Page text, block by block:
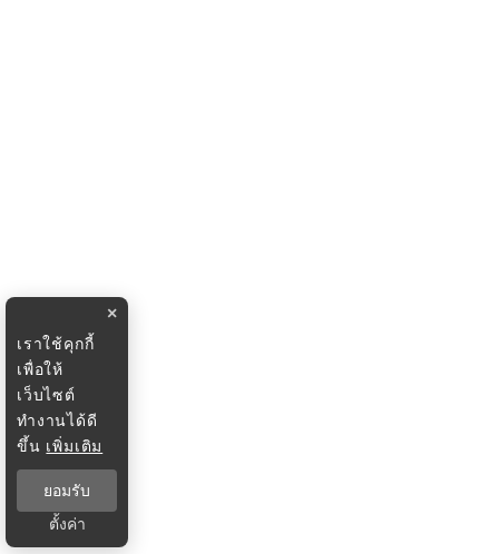
×
เราใช้คุกกี้
เพื่อให้
เว็บไซต์
ทำงานได้ดี
ขึ้น เพิ่มเติม
ยอมรับ
ตั้งค่า